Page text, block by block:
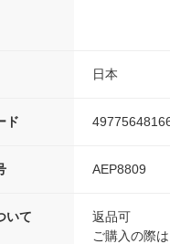
日本
ド
AEP8809
いて
返品可
ご購入の際